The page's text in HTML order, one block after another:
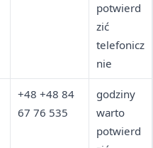
potwierd
zić
telefonicz
nie
+48 +48 84
67 76 535
godziny
warto
potwierd